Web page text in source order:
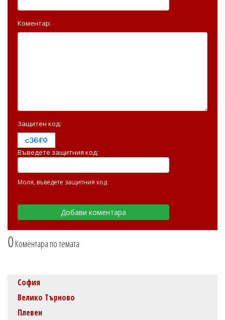
0Коментара по темата
Коментар:
Защитен код:
Въведете защитния код:
Моля, въведете защитния код
София
Велико Търново
Плевен